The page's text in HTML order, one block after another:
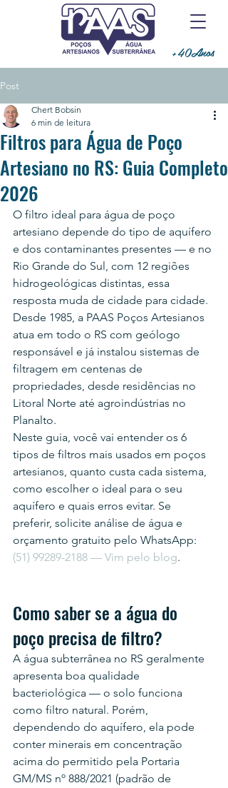
+40Anos
Post
Filtros para Água de Poço
Artesiano no RS: Guia Completo
2026
Chert Bobsin
6 min de leitura
O filtro ideal para água de poço
artesiano depende do tipo de aquífero
e dos contaminantes presentes — e no
Rio Grande do Sul, com 12 regiões
hidrogeológicas distintas, essa
resposta muda de cidade para cidade.
Desde 1985, a PAAS Poços Artesianos
atua em todo o RS com geólogo
responsável e já instalou sistemas de
filtragem em centenas de
propriedades, desde residências no
Litoral Norte até agroindústrias no
Planalto.
Neste guia, você vai entender os 6
tipos de filtros mais usados em poços
artesianos, quanto custa cada sistema,
como escolher o ideal para o seu
aquífero e quais erros evitar. Se
preferir, solicite análise de água e
orçamento gratuito pelo WhatsApp:
(51) 99289-2188 — Vim pelo blog.
Como saber se a água do
poço precisa de filtro?
A água subterrânea no RS geralmente
apresenta boa qualidade
bacteriológica — o solo funciona
como filtro natural. Porém,
dependendo do aquífero, ela pode
conter minerais em concentração
acima do permitido pela Portaria
GM/MS nº 888/2021 (padrão de